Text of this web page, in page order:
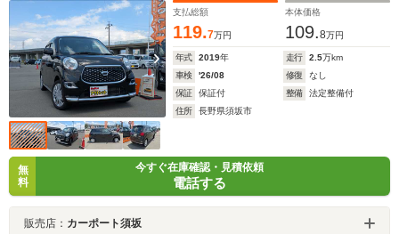
支払総額
119.7万円
本体価格
109.8万円
年式 2019年 走行 2.5万km
車検
'26/08 修復
なし
保証
保証付 整備
法定整備付
住所
長野県須坂市
無
料
今すぐ在庫確認・見積依頼
電話する
販売店： カーポート須坂